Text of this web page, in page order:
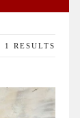
1 RESULTS